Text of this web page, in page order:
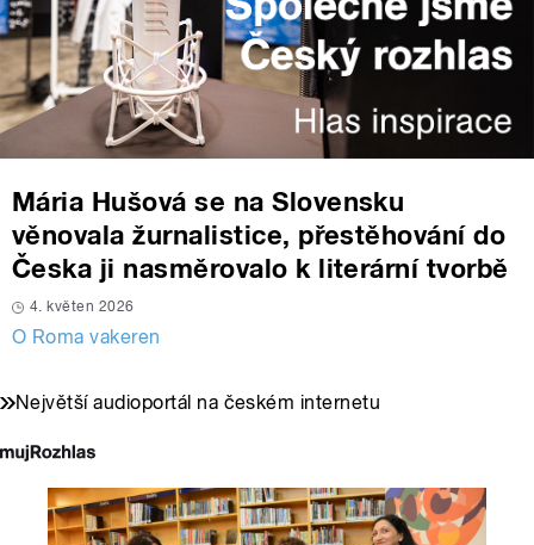
Mária Hušová se na Slovensku
věnovala žurnalistice, přestěhování do
Česka ji nasměrovalo k literární tvorbě
4. květen 2026
O Roma vakeren
Největší audioportál na českém internetu